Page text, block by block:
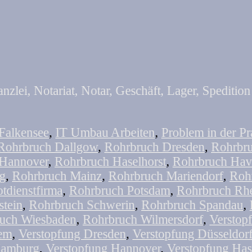
Notariat, Notar, Geschäft, Lager,
, IT Umbau Arbeiten, Problem in der
Dallgow, Rohrbruch Dresden,
, Rohrbruch Haselhorst, Rohrbruch
, Rohrbruch Mainz, Rohrbruch Mariendorf,
, Rohrbruch Potsdam, Rohrbruch
, Rohrbruch Schwerin, Rohrbruch Spandau,
Wiesbaden, Rohrbruch Wilmersdorf,
, Verstopfung Dresden, Verstopfung Düsseldorf
, Verstopfung Hannover, Verstopfung